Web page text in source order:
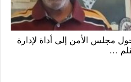
، حين يتحول مجلس الأمن إلى أداة لإدارة
…